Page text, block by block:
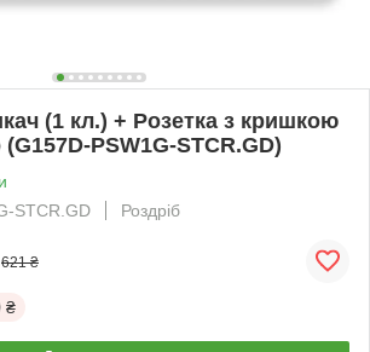
(1 кл.) + Розетка з кришкою
PSW1G-STCR.GD)
STCR.GD
Роздріб
621 ₴
₴